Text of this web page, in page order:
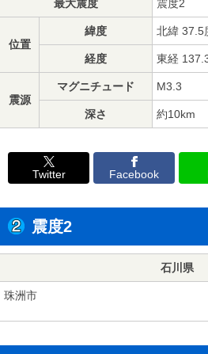
最大震度 震度2
位置
緯度 北緯 37.5
経度 東経
震源
マグニチュード M3.3
深さ 約10km
Twitter Facebook
震度2
石川県
珠洲市